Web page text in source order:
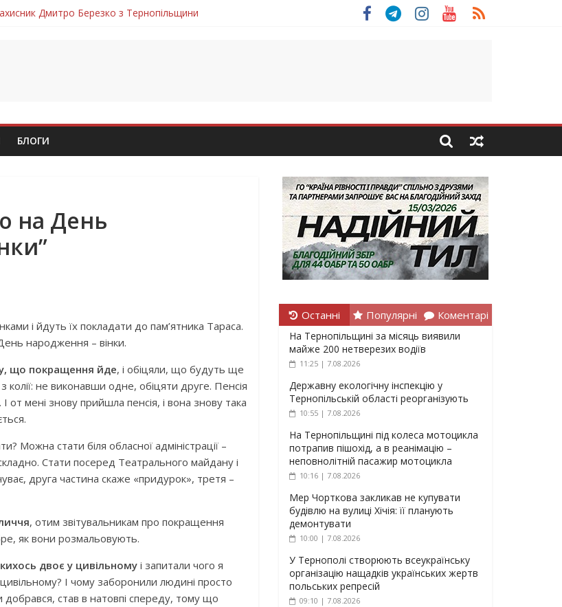
Дмитро Березко з Тернопільщини
Федів повертається до рідного дому «на щиті»
щиті повертається воїн Володимир Паламарчук
– Ангелом додому повертається захисник Михайло Скоробогатий з Тернопільщини
БЛОГИ
на День
і йдуть їх покладати до пам’ятника Тараса.
народження – вінки.
що покращення йде, і обіцяли, що будуть ще
не виконавши одне, обіцяти друге. Пенсія
от мені знову прийшла пенсія, і вона знову така
Можна стати біля обласної адміністрації –
Стати посеред Театрального майдану і
друга частина скаже «придурок», третя –
, отим звітувальникам про покращення
як вони розмальовують.
двоє у цивільному і запитали чого я
І чому заборонили людині просто
став в натовпі спереду, тому що
Останні Популярні Коментарі
На Тернопільщині за місяць виявили
майже 200 нетверезих водіїв
11:25 | 7.08.2026
Державну екологічну інспекцію у
Тернопільській області реорганізують
10:55 | 7.08.2026
На Тернопільщині під колеса мотоцикла
потрапив пішохід, а в реанімацію –
неповнолітній пасажир мотоцикла
10:16 | 7.08.2026
Мер Чорткова закликав не купувати
будівлю на вулиці Хічія: її планують
демонтувати
10:00 | 7.08.2026
У Тернополі створюють всеукраїнську
організацію нащадків українських жертв
польських репресій
09:10 | 7.08.2026